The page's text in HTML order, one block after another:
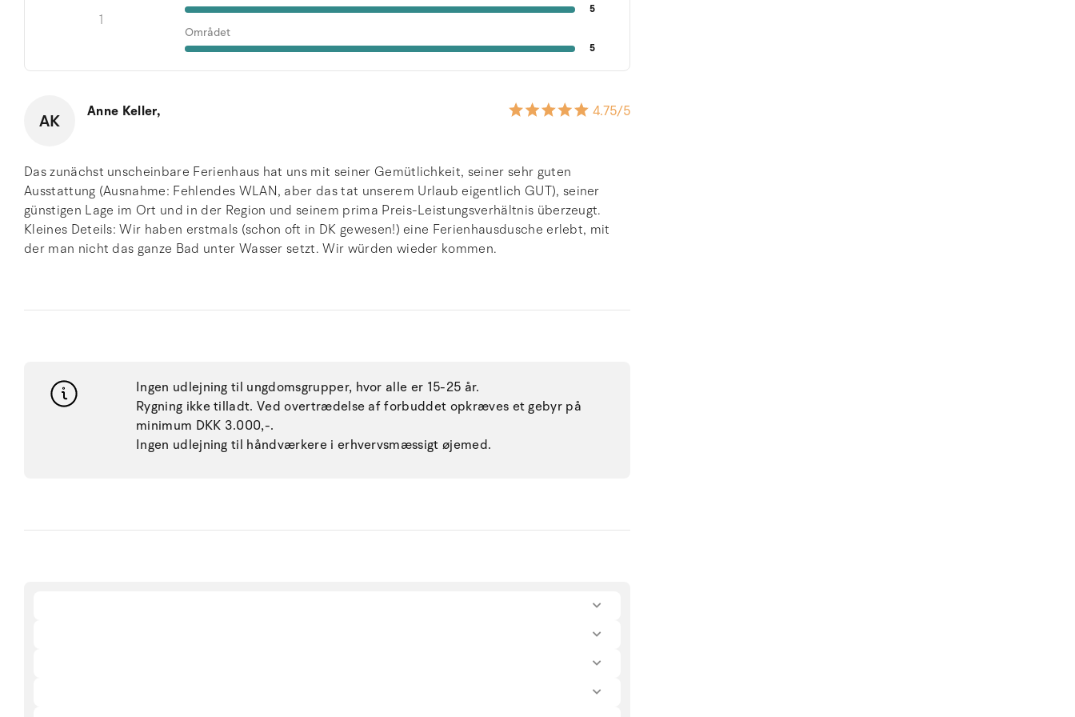
1
5
Området
5
AK Anne Keller, 4.75/5
Das zunächst unscheinbare Ferienhaus hat uns mit seiner Gemütlichkeit, seiner sehr guten
Ausstattung (Ausnahme: Fehlendes WLAN, aber das tat unserem Urlaub eigentlich GUT), seiner
günstigen Lage im Ort und in der Region und seinem prima Preis-Leistungsverhältnis überzeugt.
Kleines Deteils: Wir haben erstmals (schon oft in DK gewesen!) eine Ferienhausdusche erlebt, mit
der man nicht das ganze Bad unter Wasser setzt. Wir würden wieder kommen.
Ingen udlejning til ungdomsgrupper, hvor alle er 15-25 år.
Rygning ikke tilladt. Ved overtrædelse af forbuddet opkræves et gebyr på
minimum DKK 3.000,-.
Ingen udlejning til håndværkere i erhvervsmæssigt øjemed.